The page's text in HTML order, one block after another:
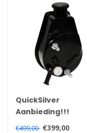
QuickSilver
Aanbieding!!!
MerCruiser Sierra
€499,00 €399,00